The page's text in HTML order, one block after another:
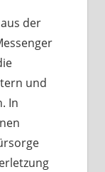
aus der
und
In